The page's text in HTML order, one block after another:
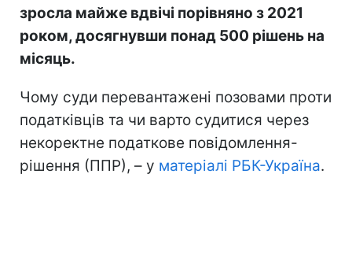
зросла майже вдвічі порівняно з 2021
роком, досягнувши понад 500 рішень на
місяць.
Чому суди перевантажені позовами проти
податківців та чи варто судитися через
некоректне податкове повідомлення-
рішення (ППР), – у матеріалі РБК-Україна.